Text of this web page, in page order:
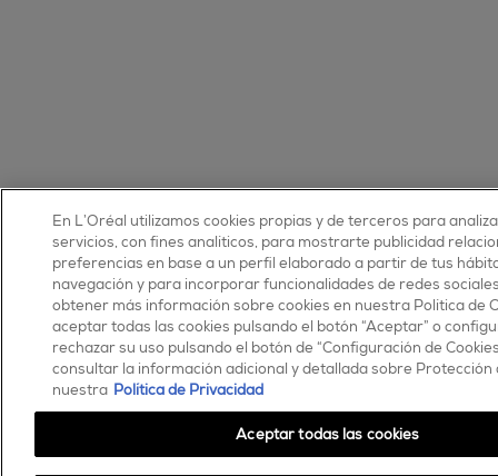
En L’Oréal utilizamos cookies propias y de terceros para
servicios, con fines analíticos, para mostrarte publicidad
preferencias en base a un perfil elaborado a partir de tus
navegación y para incorporar funcionalidades de redes
obtener más información sobre cookies en nuestra Política de
aceptar todas las cookies pulsando el botón “Aceptar” o
rechazar su uso pulsando el botón de “Configuración de
consultar la información adicional y detallada sobre Protección
nuestra Política de Privacidad
Aceptar todas las cookies